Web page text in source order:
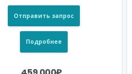
Отправить запрос
Подробнее